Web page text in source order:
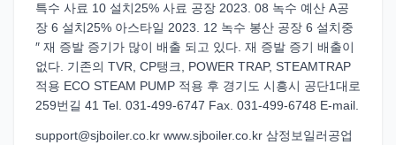
특수 사료 10 설치25% 사료 공장 2023. 08 녹수 예산 A공
장 6 설치25% 아스타일 2023. 12 녹수 봉산 공장 6 설치중
″ 재 증발 증기가 많이 배출 되고 있다. 재 증발 증기 배출이
없다. 기존의 TVR, CP탱크, POWER TRAP, STEAMTRAP
적용 ECO STEAM PUMP 적용 후 경기도 시흥시 공단1대로
259번길 41 Tel. 031-499-6747 Fax. 031-499-6748 E-mail.
support@sjboiler.co.kr www.sjboiler.co.kr 삼정보일러공업